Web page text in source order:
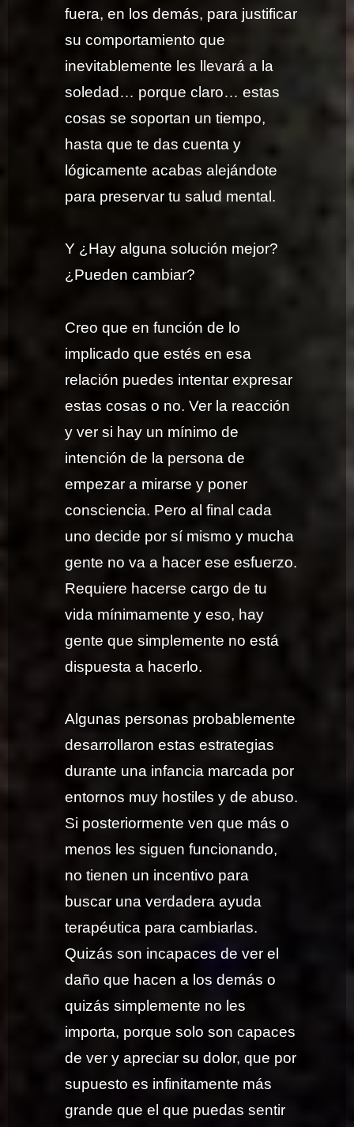
fuera, en los demás, para justificar
su comportamiento que
inevitablemente les llevará a la
soledad… porque claro… estas
cosas se soportan un tiempo,
hasta que te das cuenta y
lógicamente acabas alejándote
para preservar tu salud mental.
Y ¿Hay alguna solución mejor?
¿Pueden cambiar?
Creo que en función de lo
implicado que estés en esa
relación puedes intentar expresar
estas cosas o no. Ver la reacción
y ver si hay un mínimo de
intención de la persona de
empezar a mirarse y poner
consciencia. Pero al final cada
uno decide por sí mismo y mucha
gente no va a hacer ese esfuerzo.
Requiere hacerse cargo de tu
vida mínimamente y eso, hay
gente que simplemente no está
dispuesta a hacerlo.
Algunas personas probablemente
desarrollaron estas estrategias
durante una infancia marcada por
entornos muy hostiles y de abuso.
Si posteriormente ven que más o
menos les siguen funcionando,
no tienen un incentivo para
buscar una verdadera ayuda
terapéutica para cambiarlas.
Quizás son incapaces de ver el
daño que hacen a los demás o
quizás simplemente no les
importa, porque solo son capaces
de ver y apreciar su dolor, que por
supuesto es infinitamente más
grande que el que puedas sentir